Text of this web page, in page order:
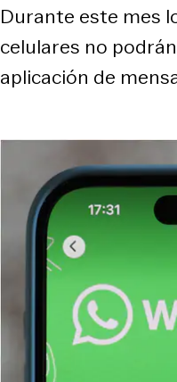
Durante este mes
celulares no
aplicación de